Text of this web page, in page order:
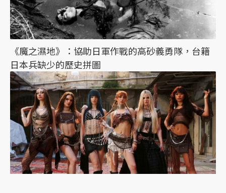
《魔之濕地》：協助日軍作戰的高砂義勇隊，台籍
日本兵缺少的歷史拼圖